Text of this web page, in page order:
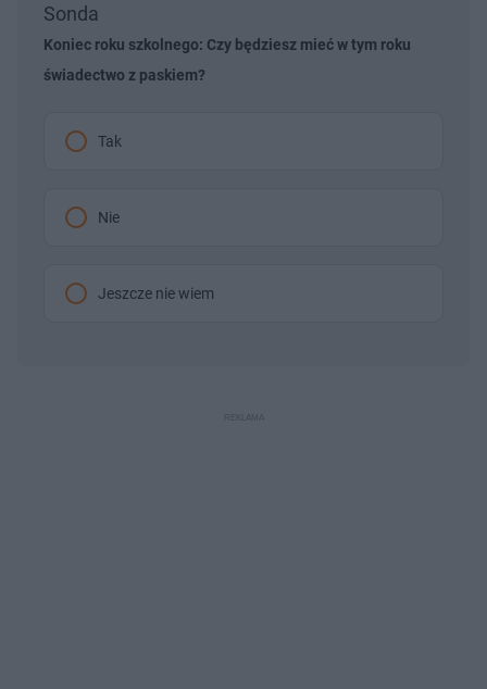
Sonda
Koniec roku szkolnego: Czy będziesz mieć w tym roku
świadectwo z paskiem?
Tak
Nie
Jeszcze nie wiem